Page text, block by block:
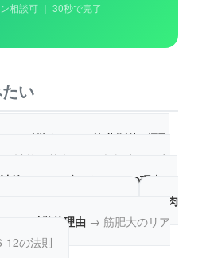
相談可 ｜ 30秒で完了
い
ーの科学｜PFC・基礎代謝・摂取
ー計算の基本から目標設定まで完
計算だけでは痩せない7つの理由
た要因を科学的に解説
筋肉
その科学的理由 → 筋肥大のリア
12の法則